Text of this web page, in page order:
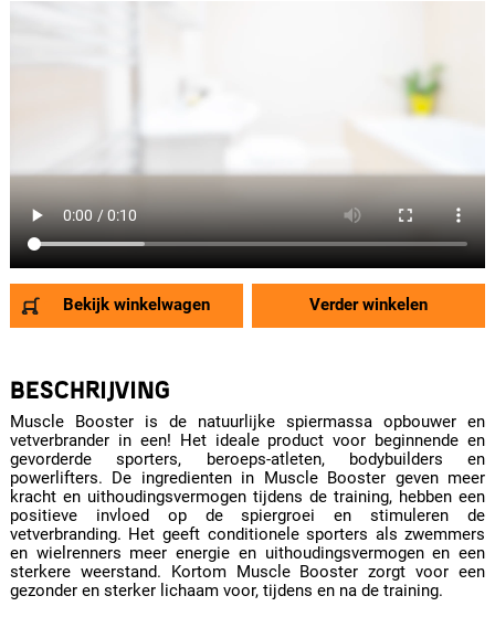
Bekijk winkelwagen Verder winkelen
BESCHRIJVING
Muscle Booster is de natuurlijke spiermassa opbouwer en
vetverbrander in een! Het ideale product voor beginnende en
gevorderde sporters, beroeps-atleten, bodybuilders en
powerlifters. De ingredienten in Muscle Booster geven meer
kracht en uithoudingsvermogen tijdens de training, hebben een
positieve invloed op de spiergroei en stimuleren de
vetverbranding. Het geeft conditionele sporters als zwemmers
en wielrenners meer energie en uithoudingsvermogen en een
sterkere weerstand. Kortom Muscle Booster zorgt voor een
gezonder en sterker lichaam voor, tijdens en na de training.